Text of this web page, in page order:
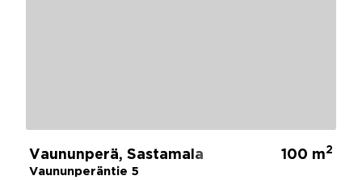
Vaununperä, Sastamala
Vaununperäntie 5
100 m2